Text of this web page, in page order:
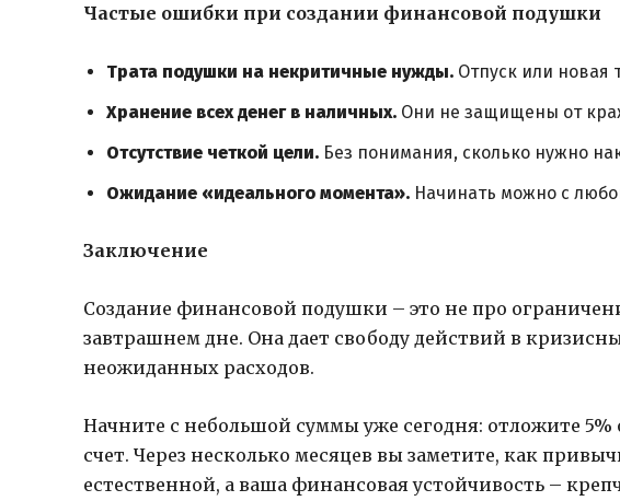
Частые ошибки при создании финансовой подушки
Трата подушки на некритичные нужды. Отпуск или новая
Хранение всех денег в наличных. Они не защищены от
Отсутствие четкой цели. Без понимания, сколько нужно
Ожидание «идеального момента». Начинать можно с
Заключение
Создание финансовой подушки – это не про
завтрашнем дне. Она дает свободу действий в
неожиданных расходов.
Начните с небольшой суммы уже сегодня: отложите
счет. Через несколько месяцев вы заметите, как
естественной, а ваша финансовая устойчивость –